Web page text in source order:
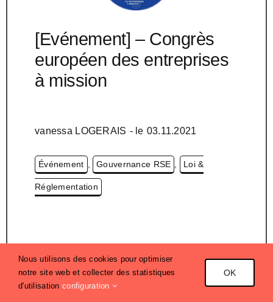
[Evénement] – Congrès
européen des entreprises
à mission
vanessa LOGERAIS - le 03.11.2021
Événement , Gouvernance RSE , Loi &
Réglementation
Un 1er Congrès européen des
Entreprises à Mission
Convaincue de l’importance du
Nous utilisons des cookies pour optimiser
notre site web et collecter des statistiques
d'utilisation configuration
OK